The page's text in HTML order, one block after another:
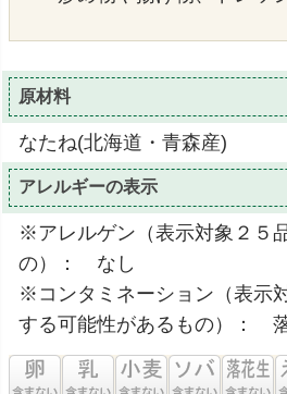
原材料
なたね(北海道・青森産)
アレルギーの表示
※アレルゲン（表示対象２５
の）： なし
※コンタミネーション（表示
する可能性があるもの）：